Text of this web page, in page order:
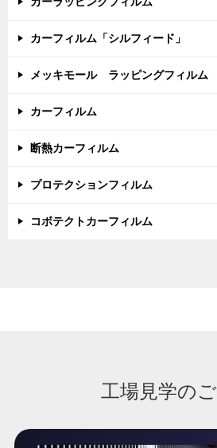
カーフィルム「シルフィード」
メッキモール ラッピングフィルム
カーフィルム
断熱カーフィルム
プロテクションフィルム
コボテクトカーフィルム
工場見学の